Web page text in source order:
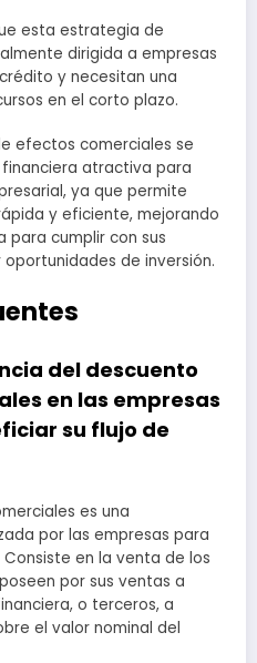
esta estrategia de
dirigida a empresas
y necesitan una
en el corto plazo.
efectos comerciales se
atractiva para
ya que permite
y eficiente, mejorando
para cumplir con sus
de inversión.
del descuento
en las empresas
su flujo de
es una
por las empresas para
en la venta de los
por sus ventas a
o terceros, a
el valor nominal del